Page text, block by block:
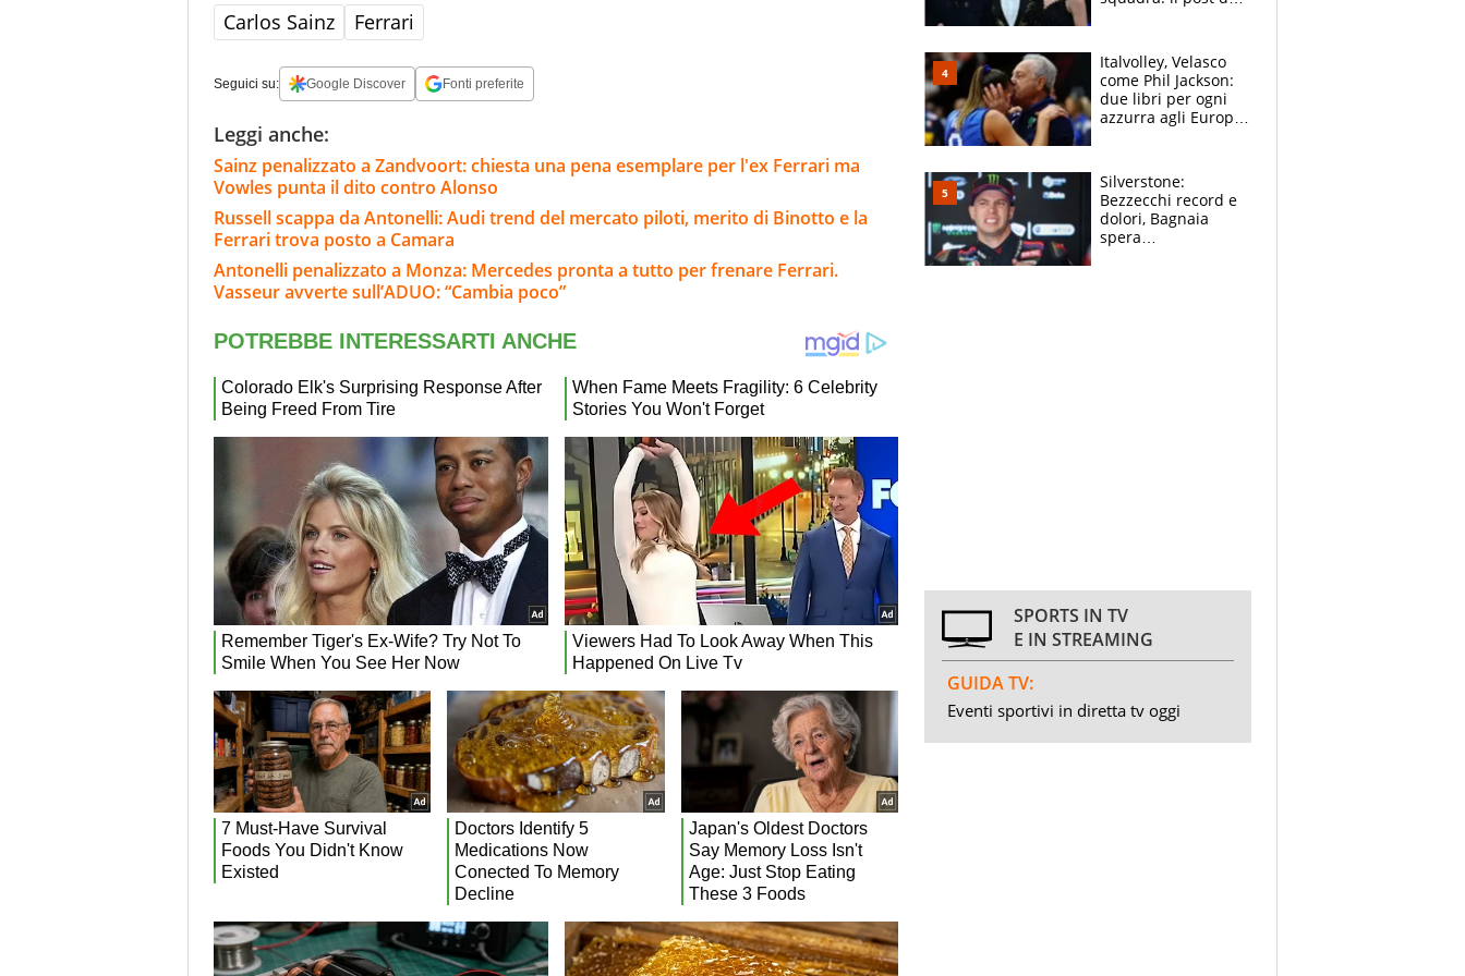
Carlos Sainz Ferrari
Seguici su: Google Discover Fonti preferite
Leggi anche:
Sainz penalizzato a Zandvoort: chiesta una pena esemplare per l'ex Ferrari ma
Vowles punta il dito contro Alonso
Russell scappa da Antonelli: Audi trend del mercato piloti, merito di Binotto e la
Ferrari trova posto a Camara
Antonelli penalizzato a Monza: Mercedes pronta a tutto per frenare Ferrari.
Vasseur avverte sull’ADUO: “Cambia poco”
sfondo
Italvolley, Velasco
come Phil Jackson:
due libri per ogni
azzurra agli Europei.
Silverstone:
Bezzecchi record e
dolori, Bagnaia
spera
SPORTS IN TV
E IN STREAMING
GUIDA TV:
Eventi sportivi in diretta tv oggi